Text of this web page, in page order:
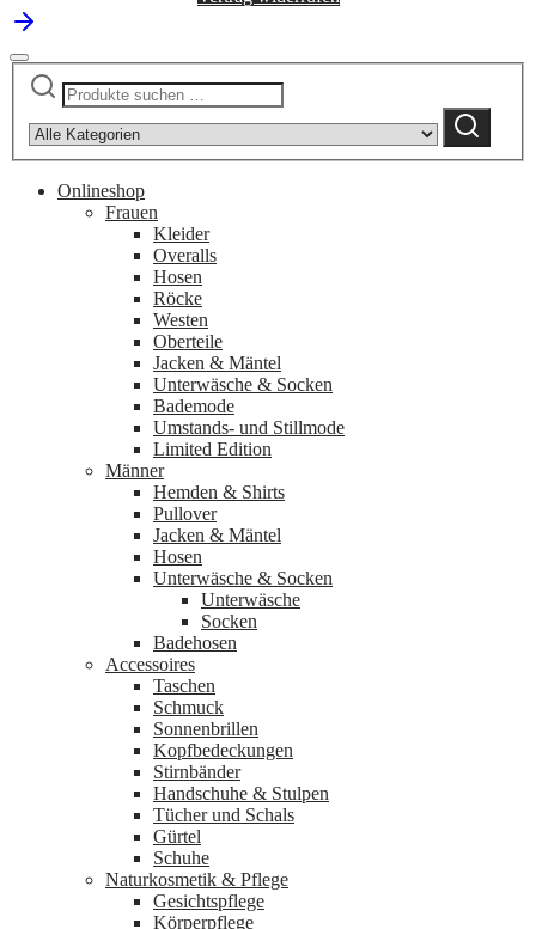
Suchen
nach:
category:
Suchen
Onlineshop
Frauen
Kleider
Overalls
Hosen
Röcke
Westen
Oberteile
Jacken & Mäntel
Unterwäsche & Socken
Bademode
Umstands- und Stillmode
Limited Edition
Männer
Hemden & Shirts
Pullover
Jacken & Mäntel
Hosen
Unterwäsche & Socken
Unterwäsche
Socken
Badehosen
Accessoires
Taschen
Schmuck
Sonnenbrillen
Kopfbedeckungen
Stirnbänder
Handschuhe & Stulpen
Tücher und Schals
Gürtel
Schuhe
Naturkosmetik & Pflege
Gesichtspflege
Körperpflege